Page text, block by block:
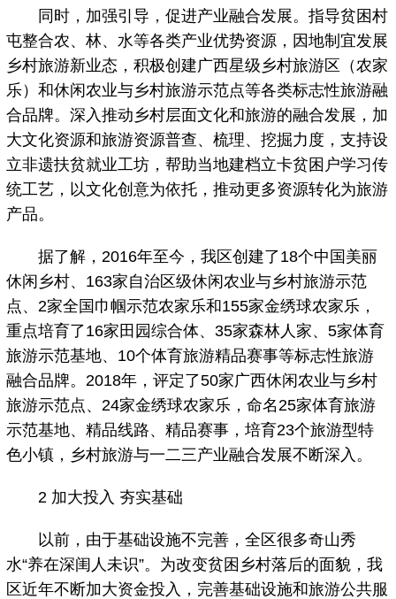
同时，加强引导，促进产业融合发展。指导贫困村
屯整合农、林、水等各类产业优势资源，因地制宜发展
乡村旅游新业态，积极创建广西星级乡村旅游区（农家
乐）和休闲农业与乡村旅游示范点等各类标志性旅游融
合品牌。深入推动乡村层面文化和旅游的融合发展，加
大文化资源和旅游资源普查、梳理、挖掘力度，支持设
立非遗扶贫就业工坊，帮助当地建档立卡贫困户学习传
统工艺，以文化创意为依托，推动更多资源转化为旅游
产品。
据了解，2016年至今，我区创建了18个中国美丽
休闲乡村、163家自治区级休闲农业与乡村旅游示范
点、2家全国巾帼示范农家乐和155家金绣球农家乐，
重点培育了16家田园综合体、35家森林人家、5家体育
旅游示范基地、10个体育旅游精品赛事等标志性旅游
融合品牌。2018年，评定了50家广西休闲农业与乡村
旅游示范点、24家金绣球农家乐，命名25家体育旅游
示范基地、精品线路、精品赛事，培育23个旅游型特
色小镇，乡村旅游与一二三产业融合发展不断深入。
2 加大投入 夯实基础
以前，由于基础设施不完善，全区很多奇山秀
水“养在深闺人未识”。为改变贫困乡村落后的面貌，我
区近年不断加大资金投入，完善基础设施和旅游公共服